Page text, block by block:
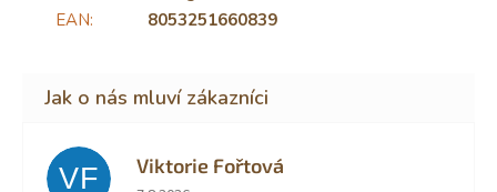
EAN: 8053251660839
VF Viktorie Fořtová